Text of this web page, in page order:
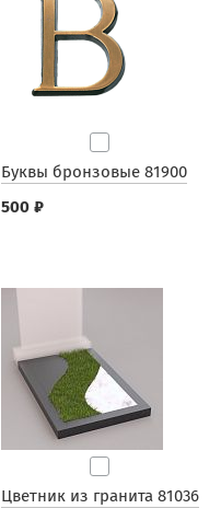
Буквы бронзовые 81900
500 ₽
Цветник из гранита 81036